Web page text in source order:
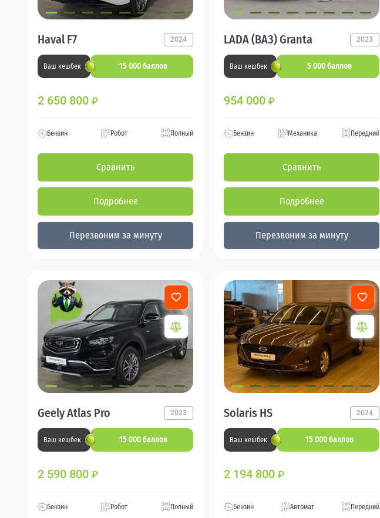
Haval F7 2024
Ваш кешбек 15 000 баллов
2 650 800 ₽
Бензин Робот Полный
Сравнить
Подробнее
Перезвоним за минуту
LADA (ВАЗ) Granta 2023
Ваш кешбек 5 000 баллов
954 000 ₽
Бензин Механика Передний
Сравнить
Подробнее
Перезвоним за минуту
Geely Atlas Pro 2023
Ваш кешбек 15 000 баллов
2 590 800 ₽
Бензин Робот Полный
Solaris HS 2024
Ваш кешбек 15 000 баллов
2 194 800 ₽
Бензин Автомат Передний